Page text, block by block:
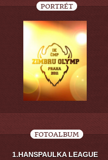
PORTRÉT
FOTOALBUM
1.HANSPAULKA LEAGUE